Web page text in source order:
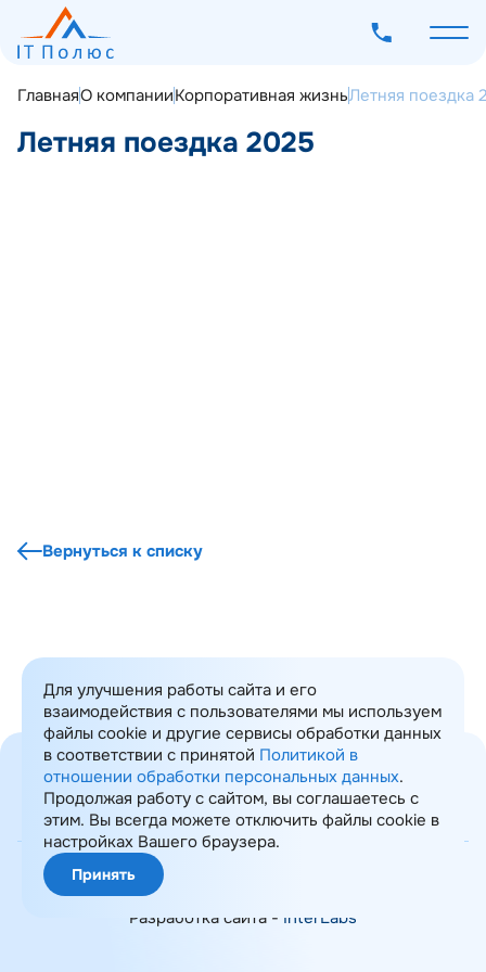
ГлавнаяО компанииКорпоративная жизньЛетняя поездка
Летняя поездка 2025
Вернуться к списку
Для улучшения работы сайта и его
взаимодействия с пользователями мы используем
файлы cookie и другие сервисы обработки данных
в соответствии с принятой Политикой в
отношении обработки персональных данных.
Продолжая работу с сайтом, вы соглашаетесь с
этим. Вы всегда можете отключить файлы cookie в
настройках Вашего браузера.
Принять
Карта сайта
© 2008-2026 ИТ Консалтинг
Политика обработки ПДн
Разработка сайта - InterLabs